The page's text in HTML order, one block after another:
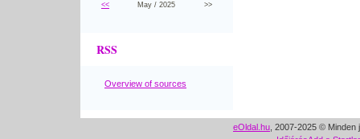
<< May / 2025 >>
RSS
Overview of sources
eOldal.hu , 2007-2025 ©